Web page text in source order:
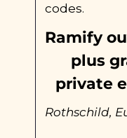
codes.
Ramify
plus
private
Rothschild,